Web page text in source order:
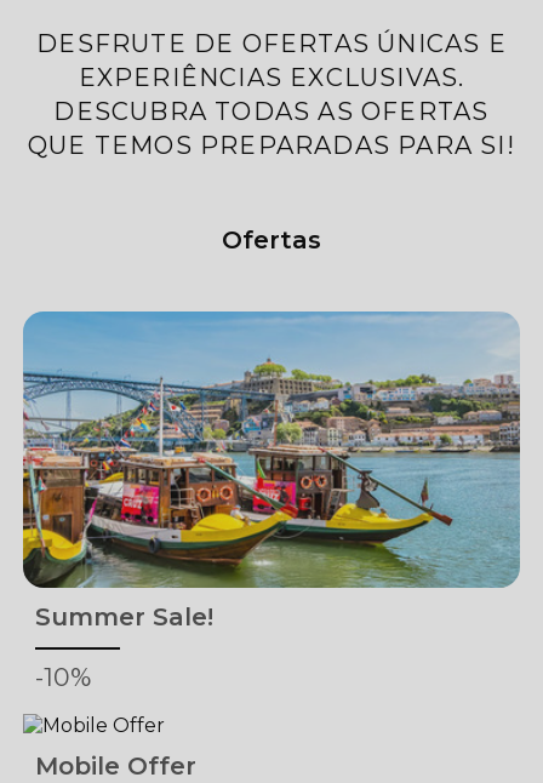
DESFRUTE DE OFERTAS ÚNICAS E
EXPERIÊNCIAS EXCLUSIVAS.
DESCUBRA TODAS AS OFERTAS
QUE TEMOS PREPARADAS PARA SI!
Ofertas
Summer Sale!
-10%
Mobile Offer